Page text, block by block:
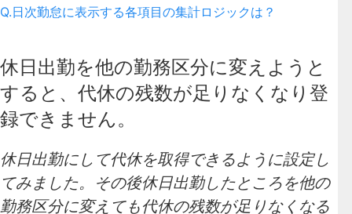
Q.日次勤怠に表示する各項目の集計ロジックは？
休日出勤を他の勤務区分に変えようと
すると、代休の残数が足りなくなり登
録できません。
休日出勤にして代休を取得できるように設定し
てみました。その後休日出勤したところを他の
勤務区分に変えても代休の残数が足りなくなる